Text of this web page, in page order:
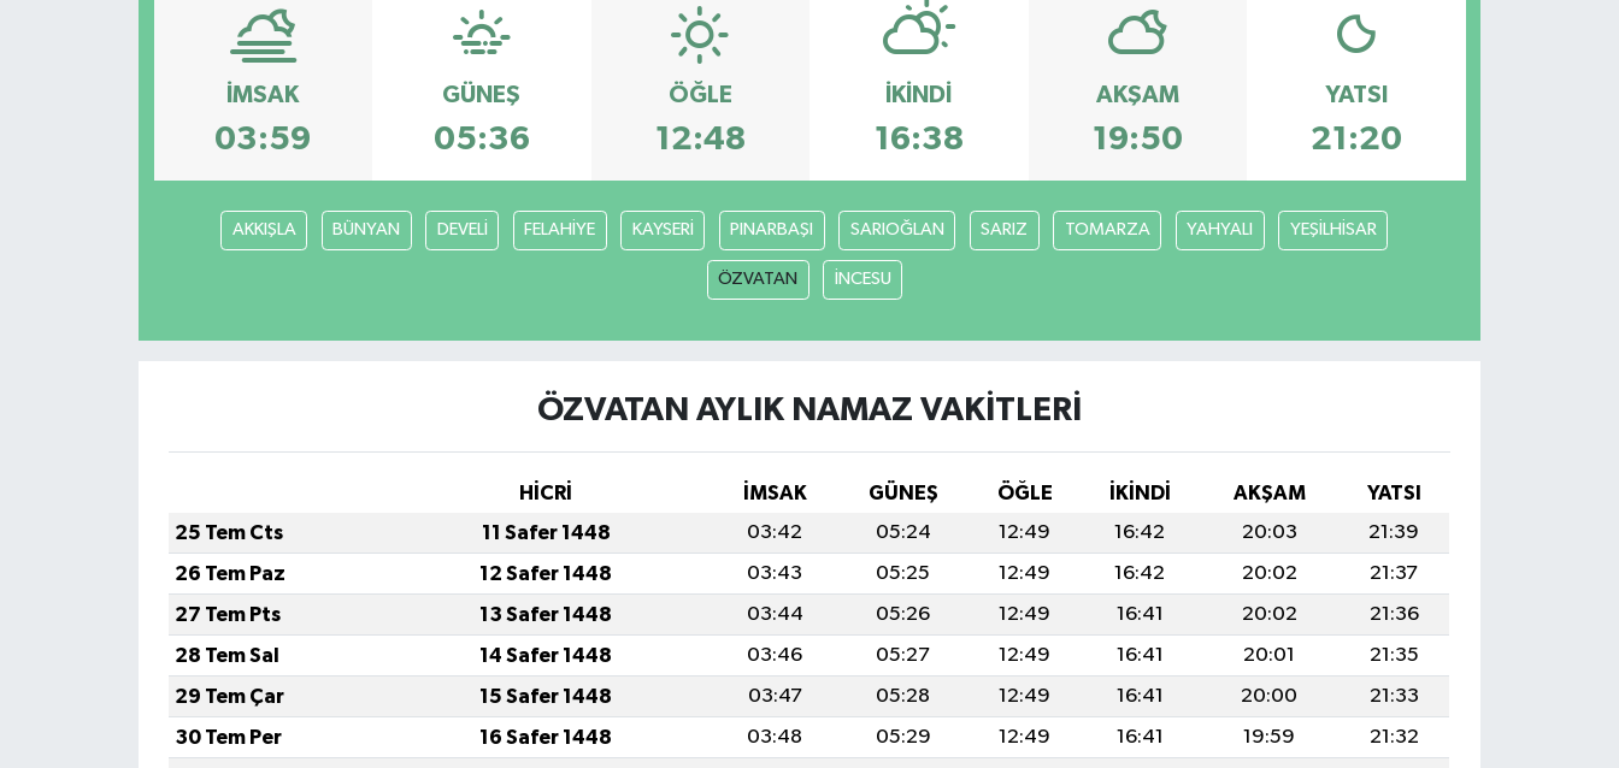
İMSAK
03:59
GÜNEŞ
05:36
ÖĞLE
12:48
İKINDI
16:38
AKŞAM
19:50
YATSI
21:20
AKKIŞLA BÜNYAN DEVELİ FELAHİYE KAYSERİ PINARBAŞI SARIOĞLAN SARIZ TOMARZA YAHYALI YEŞİLHİSAR
ÖZVATAN İNCESU
ÖZVATAN AYLIK NAMAZ VAKITLERI
HİCRİ İMSAK GÜNEŞ ÖĞLE İKINDI AKŞAM
YATSI
25 Tem Cts
11 Safer 1448 03:42 05:24 12:49 16:42 20:03
21:39
26 Tem Paz
12 Safer 1448 03:43 05:25 12:49 16:42 20:02
21:37
27 Tem Pts
13 Safer 1448 03:44 05:26 12:49 16:41 20:02
21:36
28 Tem Sal
14 Safer 1448 03:46 05:27 12:49 16:41 20:01
21:35
29 Tem Çar
15 Safer 1448 03:47 05:28 12:49 16:41 20:00
21:33
30 Tem Per
16 Safer 1448 03:48 05:29 12:49 16:41 19:59
21:32
Gayrimenkul